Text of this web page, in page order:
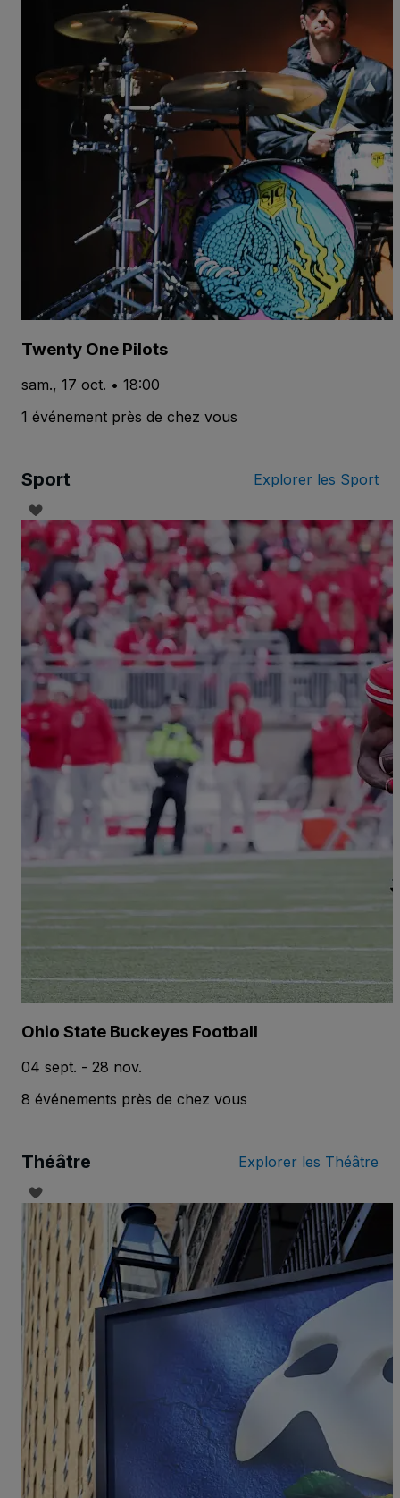
Twenty One Pilots
sam., 17 oct. • 18:00
1 événement près de chez vous
Sport Explorer les Sport
Ohio State Buckeyes Football
04 sept. - 28 nov.
8 événements près de chez vous
Théâtre Explorer les Théâtre